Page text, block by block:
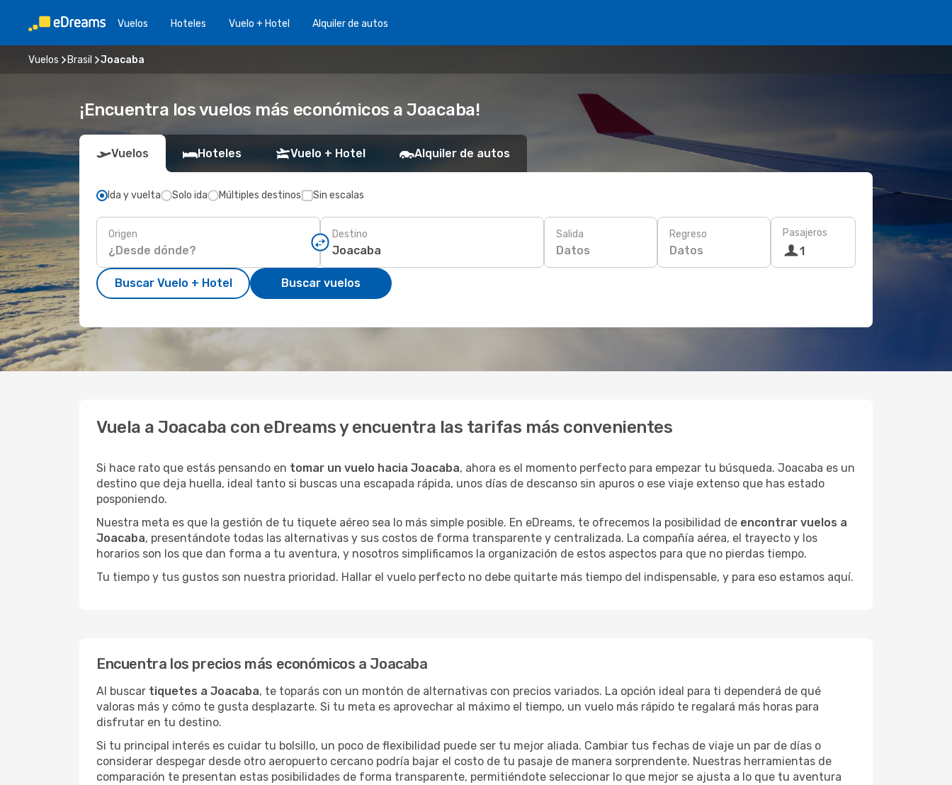
Vuelos Hoteles Vuelo + Hotel Alquiler de autos
Vuelos Brasil Joacaba
¡Encuentra los vuelos más económicos a Joacaba!
Vuelos Hoteles Vuelo + Hotel Alquiler de autos
Ida y vuelta Solo ida Múltiples destinos Sin escalas
Origen Destino Salida
Datos
Regreso
Datos
Pasajeros
1
Buscar Vuelo + Hotel Buscar vuelos
Vuela a Joacaba con eDreams y encuentra las tarifas más convenientes
Si hace rato que estás pensando en tomar un vuelo hacia Joacaba, ahora es el momento perfecto para empezar tu búsqueda. Joacaba es un
destino que deja huella, ideal tanto si buscas una escapada rápida, unos días de descanso sin apuros o ese viaje extenso que has estado
posponiendo.
Nuestra meta es que la gestión de tu tiquete aéreo sea lo más simple posible. En eDreams, te ofrecemos la posibilidad de encontrar vuelos a
Joacaba, presentándote todas las alternativas y sus costos de forma transparente y centralizada. La compañía aérea, el trayecto y los
horarios son los que dan forma a tu aventura, y nosotros simplificamos la organización de estos aspectos para que no pierdas tiempo.
Tu tiempo y tus gustos son nuestra prioridad. Hallar el vuelo perfecto no debe quitarte más tiempo del indispensable, y para eso estamos aquí.
Encuentra los precios más económicos a Joacaba
Al buscar tiquetes a Joacaba, te toparás con un montón de alternativas con precios variados. La opción ideal para ti dependerá de qué
valoras más y cómo te gusta desplazarte. Si tu meta es aprovechar al máximo el tiempo, un vuelo más rápido te regalará más horas para
disfrutar en tu destino.
Si tu principal interés es cuidar tu bolsillo, un poco de flexibilidad puede ser tu mejor aliada. Cambiar tus fechas de viaje un par de días o
considerar despegar desde otro aeropuerto cercano podría bajar el costo de tu pasaje de manera sorprendente. Nuestras herramientas de
comparación te presentan estas posibilidades de forma transparente, permitiéndote seleccionar lo que mejor se ajusta a lo que tu aventura